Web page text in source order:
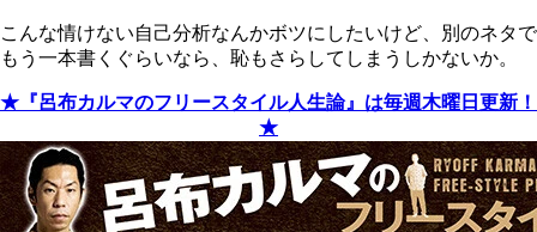
こんな情けない自己分析なんかボツにしたいけど、別のネタで
もう一本書くぐらいなら、恥もさらしてしまうしかないか。
★『呂布カルマのフリースタイル人生論』は毎週木曜日更新！
★